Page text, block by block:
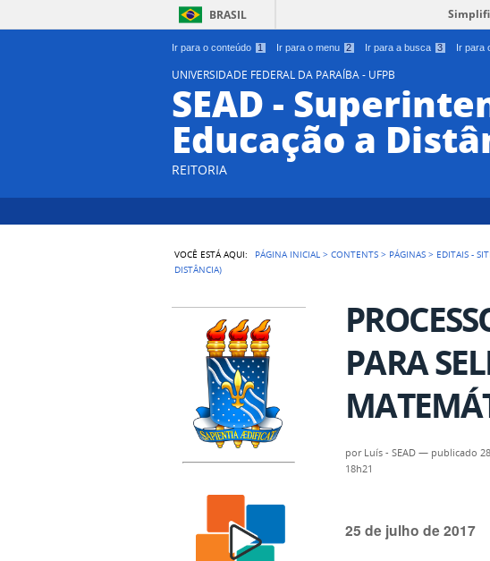
Ir para o conteúdo 1 Ir para o menu 2 Ir para a busca 3 Ir para
BRASIL
UNIVERSIDADE FEDERAL DA PARAÍBA - UFPB
SEAD -
Educação a
REITORIA
VOCÊ ESTÁ AQUI: PÁGINA INICIAL >CONTENTS > PÁGINAS > EDITAIS -
DISTÂNCIA)
PARA
por Luís - SEAD — publicado
18h21
25 de julho de 2017